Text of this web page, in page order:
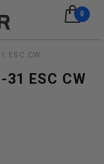
0
ESC CW
31 ESC CW